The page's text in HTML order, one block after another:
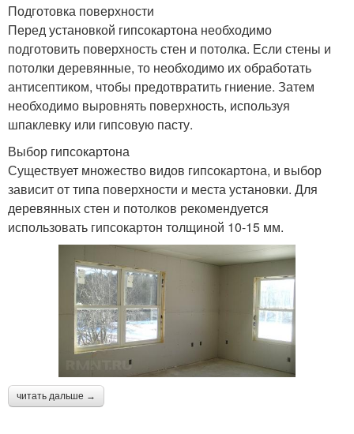
Подготовка поверхности
Перед установкой гипсокартона необходимо
подготовить поверхность стен и потолка. Если стены и
потолки деревянные, то необходимо их обработать
антисептиком, чтобы предотвратить гниение. Затем
необходимо выровнять поверхность, используя
шпаклевку или гипсовую пасту.
Выбор гипсокартона
Существует множество видов гипсокартона, и выбор
зависит от типа поверхности и места установки. Для
деревянных стен и потолков рекомендуется
использовать гипсокартон толщиной 10-15 мм.
читать дальше →